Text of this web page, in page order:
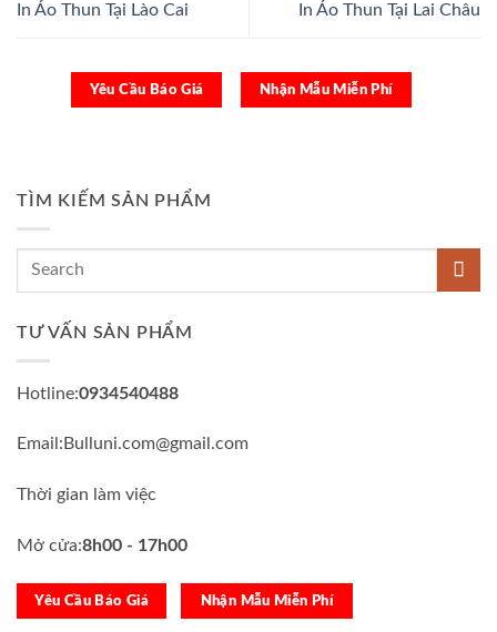
In Áo Thun Tại Lào Cai In Áo Thun Tại Lai Châu
Yêu Cầu Báo Giá Nhận Mẫu Miễn Phí
TÌM KIẾM SẢN PHẨM
TƯ VẤN SẢN PHẨM
Hotline:0934540488
Email:Bulluni.com@gmail.com
Thời gian làm việc
Mở cửa:8h00 - 17h00
Yêu Cầu Báo Giá Nhận Mẫu Miễn Phí